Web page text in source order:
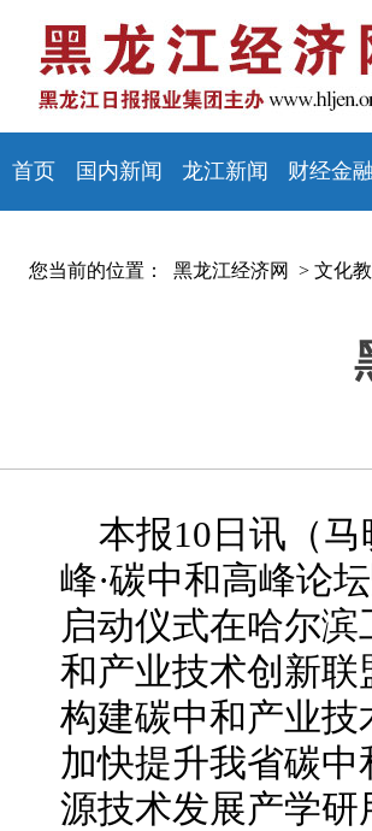
首页 国内新闻 龙江新闻 财经金融
您当前的位置： 黑龙江经济网 > 文化
本报10日讯（
峰·碳中和高峰论
启动仪式在哈尔
和产业技术创新
构建碳中和产业
加快提升我省碳
源技术发展产学研